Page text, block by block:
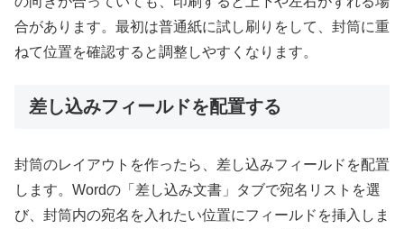
合があります。最初は普通紙に試し刷りをして、封筒に重
ねて位置を確認すると調整しやすくなります。
差し込みフィールドを配置する
封筒のレイアウトを作ったら、差し込みフィールドを配置
します。Wordの「差し込み文書」タブで宛名リストを選
び、封筒内の宛名を入れたい位置にフィールドを挿入しま